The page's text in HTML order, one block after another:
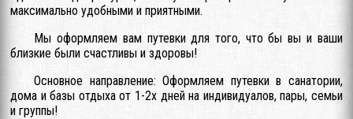
максимально удобными и приятными.
Мы оформляем вам путевки для того, что бы вы и ваши
близкие были счастливы и здоровы!
Основное направление: Оформляем путевки в санатории,
дома и базы отдыха от 1-2х дней на индивидуалов, пары, семьи
и группы!